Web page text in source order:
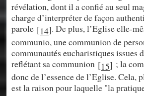
révélation, dont il a confié au seul
charge d’interpréter de façon
parole [14]. De plus, l’Eglise elle-
communio, une communion de
communautés eucharistiques issues
reflétant sa communion [15] ; la
donc de l’essence de l’Eglise. Cela,
est la raison pour laquelle "la